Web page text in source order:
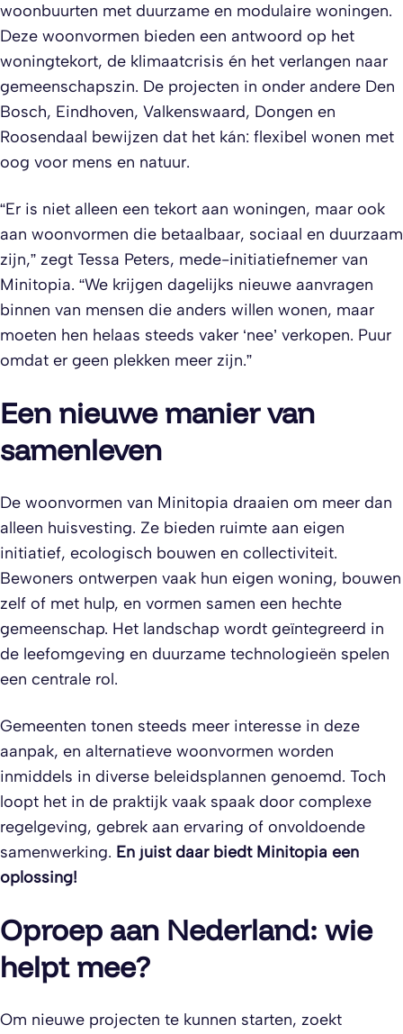
woonbuurten met duurzame en modulaire woningen.
Deze woonvormen bieden een antwoord op het
woningtekort, de klimaatcrisis én het verlangen naar
gemeenschapszin. De projecten in onder andere Den
Bosch, Eindhoven, Valkenswaard, Dongen en
Roosendaal bewijzen dat het kán: flexibel wonen met
oog voor mens en natuur.
“Er is niet alleen een tekort aan woningen, maar ook
aan woonvormen die betaalbaar, sociaal en duurzaam
zijn,” zegt Tessa Peters, mede-initiatiefnemer van
Minitopia. “We krijgen dagelijks nieuwe aanvragen
binnen van mensen die anders willen wonen, maar
moeten hen helaas steeds vaker ‘nee’ verkopen. Puur
omdat er geen plekken meer zijn.”
Een nieuwe manier van
samenleven
De woonvormen van Minitopia draaien om meer dan
alleen huisvesting. Ze bieden ruimte aan eigen
initiatief, ecologisch bouwen en collectiviteit.
Bewoners ontwerpen vaak hun eigen woning, bouwen
zelf of met hulp, en vormen samen een hechte
gemeenschap. Het landschap wordt geïntegreerd in
de leefomgeving en duurzame technologieën spelen
een centrale rol.
Gemeenten tonen steeds meer interesse in deze
aanpak, en alternatieve woonvormen worden
inmiddels in diverse beleidsplannen genoemd. Toch
loopt het in de praktijk vaak spaak door complexe
regelgeving, gebrek aan ervaring of onvoldoende
samenwerking. En juist daar biedt Minitopia een
oplossing!
Oproep aan Nederland: wie
helpt mee?
Om nieuwe projecten te kunnen starten, zoekt